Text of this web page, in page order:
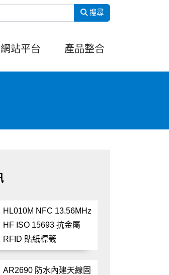
搜尋
網站平台 產品整合
HL010M NFC 13.56MHz
HF ISO 15693 抗金屬
RFID 貼紙標籤
AR2690 防水內建天線固